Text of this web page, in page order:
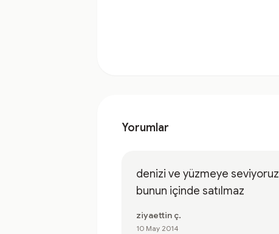
Yorumlar
denizi ve yüzmeye seviyoruz
bunun içinde satılmaz
ziyaettin ç.
10 May 2014